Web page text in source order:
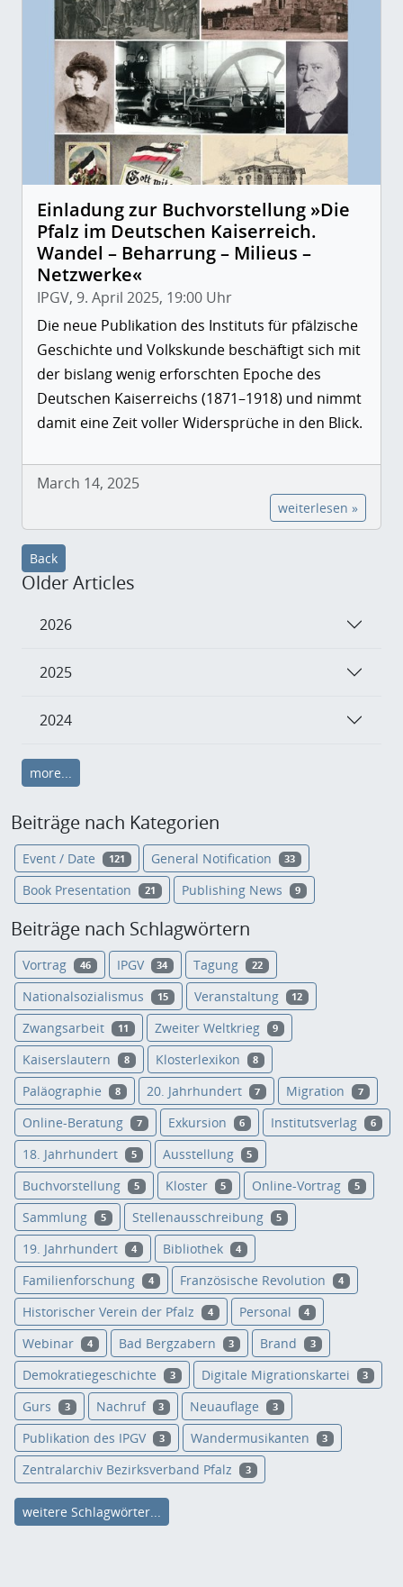
Einladung zur Buchvorstellung »Die
Pfalz im Deutschen Kaiserreich.
Wandel – Beharrung – Milieus –
Netzwerke«
IPGV, 9. April 2025, 19:00 Uhr
Die neue Publikation des Instituts für pfälzische
Geschichte und Volkskunde beschäftigt sich mit
der bislang wenig erforschten Epoche des
Deutschen Kaiserreichs (1871–1918) und nimmt
damit eine Zeit voller Widersprüche in den Blick.
March 14, 2025
weiterlesen »
Back
Older Articles
2026
2025
2024
more...
Beiträge nach Kategorien
Event / Date 121 General Notification 33
Book Presentation 21 Publishing News 9
Beiträge nach Schlagwörtern
Vortrag 46 IPGV 34 Tagung 22
Nationalsozialismus 15 Veranstaltung 12
Zwangsarbeit 11 Zweiter Weltkrieg 9
Kaiserslautern 8 Klosterlexikon 8
Paläographie 8 20. Jahrhundert 7 Migration 7
Online-Beratung 7 Exkursion 6 Institutsverlag 6
18. Jahrhundert 5 Ausstellung 5
Buchvorstellung 5 Kloster 5 Online-Vortrag 5
Sammlung 5 Stellenausschreibung 5
19. Jahrhundert 4 Bibliothek 4
Familienforschung 4 Französische Revolution 4
Historischer Verein der Pfalz 4 Personal 4
Webinar 4 Bad Bergzabern 3 Brand 3
Demokratiegeschichte 3 Digitale Migrationskartei 3
Gurs 3 Nachruf 3 Neuauflage 3
Publikation des IPGV 3 Wandermusikanten 3
Zentralarchiv Bezirksverband Pfalz 3
weitere Schlagwörter...